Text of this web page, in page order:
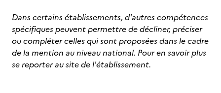
Dans certains établissements, d'autres compétences
spécifiques peuvent permettre de décliner, préciser
ou compléter celles qui sont proposées dans le cadre
de la mention au niveau national. Pour en savoir plus
se reporter au site de l'établissement.